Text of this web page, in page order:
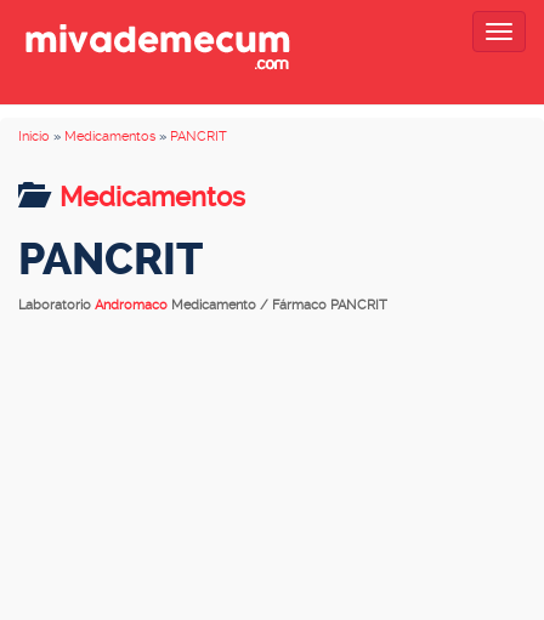
Inicio » Medicamentos » PANCRIT
Medicamentos
PANCRIT
Laboratorio Andromaco Medicamento / Fármaco PANCRIT